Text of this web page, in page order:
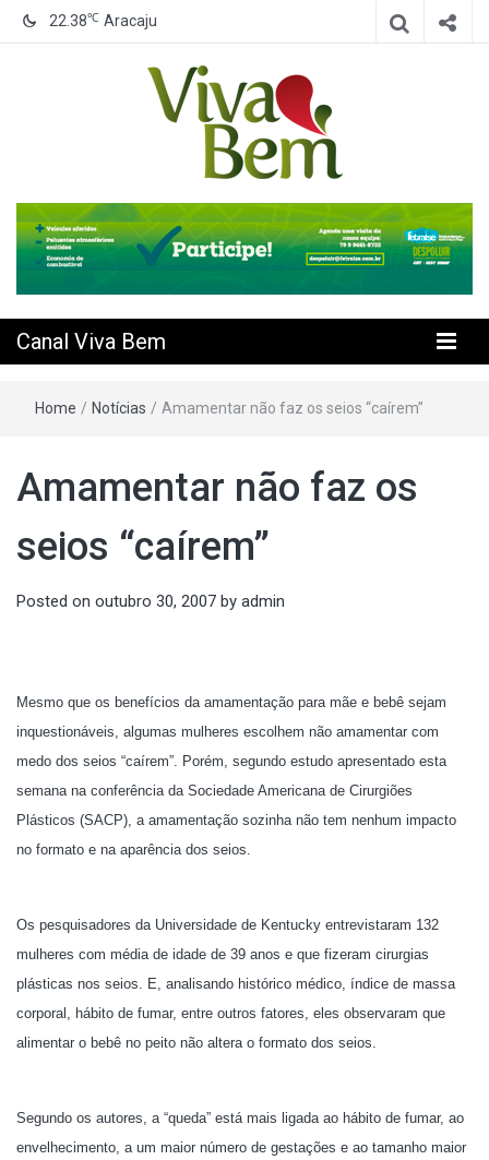
22.38℃ Aracaju
Canal Viva
Bem
Canal Viva Bem
Home / Notícias / Amamentar não faz os seios “caírem”
Amamentar não faz os
seios “caírem”
Posted on outubro 30, 2007 by admin
Mesmo que os benefícios da amamentação para mãe e bebê sejam
inquestionáveis, algumas mulheres escolhem não amamentar com
medo dos seios “caírem”. Porém, segundo estudo apresentado esta
semana na conferência da Sociedade Americana de Cirurgiões
Plásticos (SACP), a amamentação sozinha não tem nenhum impacto
no formato e na aparência dos seios.
Os pesquisadores da Universidade de Kentucky entrevistaram 132
mulheres com média de idade de 39 anos e que fizeram cirurgias
plásticas nos seios. E, analisando histórico médico, índice de massa
corporal, hábito de fumar, entre outros fatores, eles observaram que
alimentar o bebê no peito não altera o formato dos seios.
Segundo os autores, a “queda” está mais ligada ao hábito de fumar, ao
envelhecimento, a um maior número de gestações e ao tamanho maior